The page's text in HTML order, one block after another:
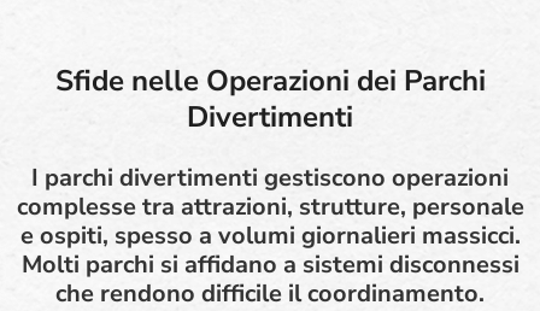
Sfide nelle Operazioni dei Parchi
Divertimenti
I parchi divertimenti gestiscono operazioni
complesse tra attrazioni, strutture, personale
e ospiti, spesso a volumi giornalieri massicci.
Molti parchi si affidano a sistemi disconnessi
che rendono difficile il coordinamento.